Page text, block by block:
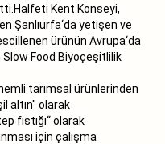
Kent Konseyi,
Şanlıurfa‘da yetişen ve
ürünün Avrupa‘da
Slow Food Biyoçeşitlilik
tarımsal ürünlerinden
altın" olarak
fıstığı‘‘ olarak
için çalışma